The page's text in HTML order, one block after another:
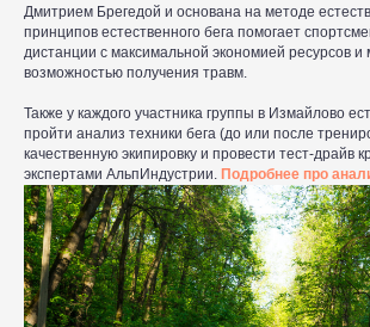
Дмитрием Брегедой и основана на методе
принципов естественного бега помогает
дистанции с максимальной экономией ресурсов
возможностью получения травм.
Также у каждого участника группы в Измайлово
пройти анализ техники бега (до или после
качественную экипировку и провести тест-драйв
экспертами АльпИндустрии. Подробнее про